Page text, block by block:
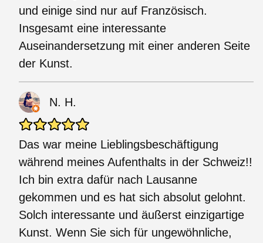
und einige sind nur auf Französisch.
Insgesamt eine interessante
Auseinandersetzung mit einer anderen Seite
der Kunst.
N. H.
Das war meine Lieblingsbeschäftigung
während meines Aufenthalts in der Schweiz!!
Ich bin extra dafür nach Lausanne
gekommen und es hat sich absolut gelohnt.
Solch interessante und äußerst einzigartige
Kunst. Wenn Sie sich für ungewöhnliche,